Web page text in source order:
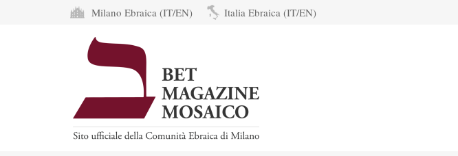
Milano Ebraica (IT/EN) Italia Ebraica (IT/EN)